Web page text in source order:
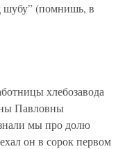
шубу” (помнишь, в
хлебозавода
Павловны
мы про долю
он в сорок первом